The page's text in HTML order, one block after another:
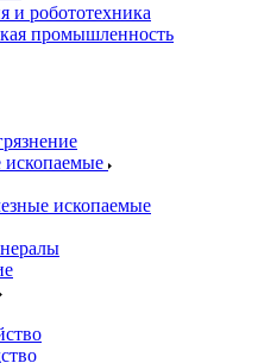
и робототехника
промышленность
ископаемые
ископаемые